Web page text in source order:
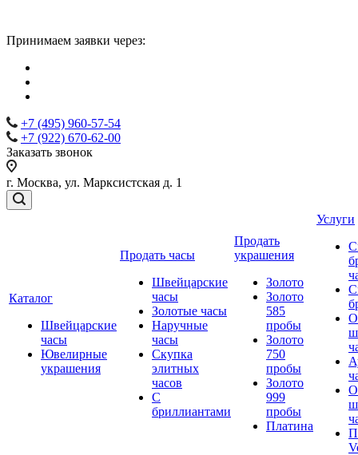
Принимаем заявки через:
+7 (495) 960-57-54
+7 (922) 670-62-00
Заказать звонок
г. Москва, ул. Марксистская д. 1
Каталог
Швейцарские
часы
Ювелирные
украшения
Продать часы
Швейцарские
часы
Золотые часы
Наручные
часы
Скупка
элитных
часов
С
бриллиантами
Продать
украшения
Золото
Золото
585
пробы
Золото
750
пробы
Золото
999
пробы
Платина
Услуги